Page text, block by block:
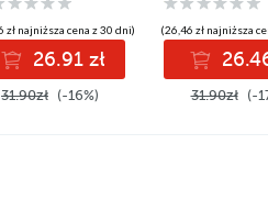
zł najniższa cena z 30 dni)
26.91 zł
31.90zł (-16%)
(26,46 zł najniższa
31.90zł (-